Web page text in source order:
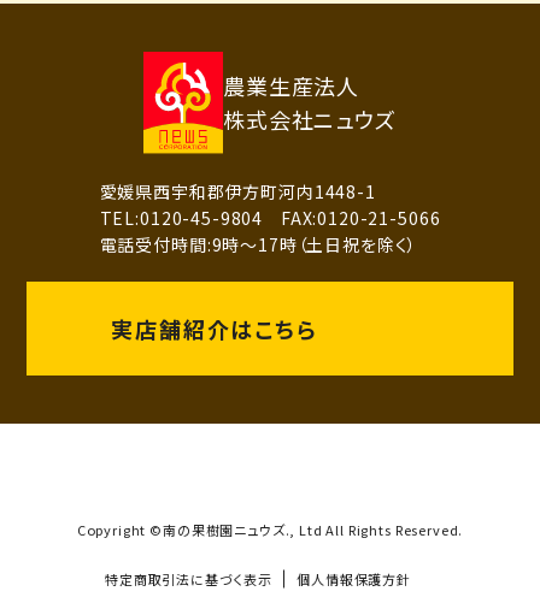
農業生産法人
株式会社ニュウズ
愛媛県西宇和郡伊方町河内1448-1
TEL:0120-45-9804 FAX:0120-21-5066
電話受付時間:9時～17時（土日祝を除く）
実店舗紹介はこちら
Copyright ©南の果樹園ニュウズ., Ltd All Rights Reserved.
特定商取引法に基づく表示 個人情報保護方針